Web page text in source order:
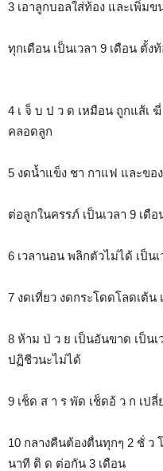
3 เอาลูกบอลใส่ท้อง และเพิ่ม
ทุกเดือน เป็นเวลา 9 เดือน ตั้ง
4 เ จ็ บ ป ว ด เหมือน ถูกแส้เ
คลอดลูก
5 งดน้ำแข็ง ชา กาแฟ และขอ
ต่อลูกในครรภ์ เป็นเวลา 9 เดือ
6 เวลานอน พลิกตัวไม่ได้ เป็นเ
7 งดเที่ยว งดกระโดดโลดเต้น
8 ห้าม ป่ ว ย เป็นอันขาด เป็น
ปฏิชีวนะไม่ได้
9 เช็ด ส า ร พัด เช็ดอ้ ว ก เป
10 กลางคืนต้องตื่นทุกๆ 2 ชั่ ว
นาที ติ ด ต่อกัน 3 เดือน